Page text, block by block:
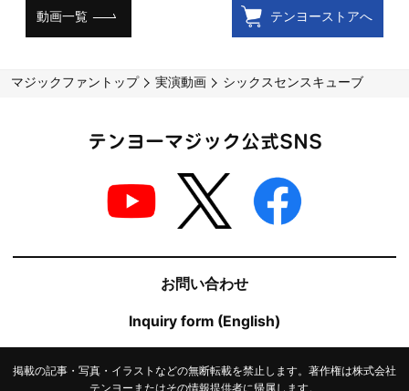
動画一覧 テンヨーストアへ
マジックファントップ 実演動画 シックスセンスキューブ
テンヨーマジック公式SNS
お問い合わせ
Inquiry form (English)
掲載の記事・写真・イラストなどの無断転載を禁止します。著作権は株式会社
テンヨーまたはその情報提供者に帰属します。